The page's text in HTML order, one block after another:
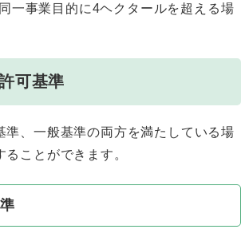
一事業目的に4ヘクタールを超える場
可基準
、一般基準の両方を満たしている場
ことができます。